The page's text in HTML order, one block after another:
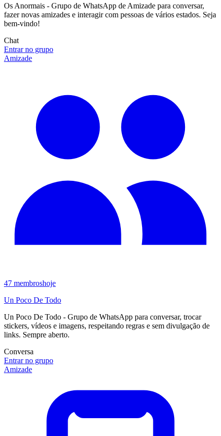
Os Anormais - Grupo de WhatsApp de Amizade para conversar,
fazer novas amizades e interagir com pessoas de vários estados. Seja
bem-vindo!
Chat
Entrar no grupo
Amizade
47 membroshoje
Un Poco De Todo
Un Poco De Todo - Grupo de WhatsApp para conversar, trocar
stickers, vídeos e imagens, respeitando regras e sem divulgação de
links. Sempre aberto.
Conversa
Entrar no grupo
Amizade